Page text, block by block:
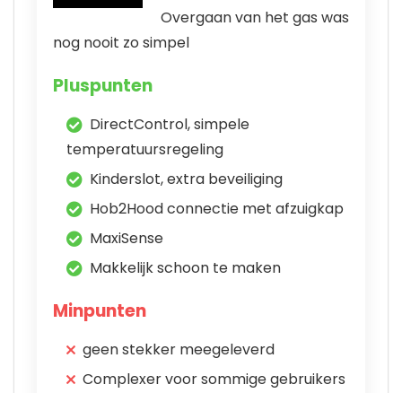
Overgaan van het gas was
nog nooit zo simpel
Pluspunten
DirectControl, simpele
temperatuursregeling
Kinderslot, extra beveiliging
Hob2Hood connectie met afzuigkap
MaxiSense
Makkelijk schoon te maken
Minpunten
geen stekker meegeleverd
Complexer voor sommige gebruikers